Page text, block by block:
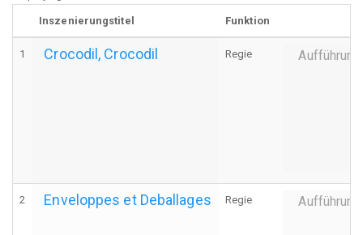
Inszenierungstitel Funktion
1 Crocodil, Crocodil Regie Aufführung
2 Enveloppes et Deballages Regie Aufführung